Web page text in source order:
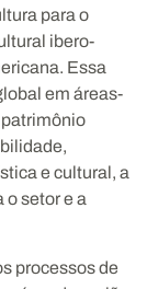
para o
ibero-
Essa
em áreas-
e cultural, a
setor e a
processos de